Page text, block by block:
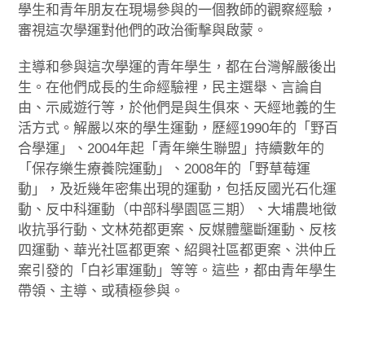
索取共誌
學生和青年朋友在現場參與的一個教師的觀察經驗，
審視這次學運對他們的政治衝擊與啟蒙。
主導和參與這次學運的青年學生，都在台灣解嚴後出
生。在他們成長的生命經驗裡，民主選舉、言論自
由、示威遊行等，於他們是與生俱來、天經地義的生
活方式。解嚴以來的學生運動，歷經1990年的「野百
合學運」、2004年起「青年樂生聯盟」持續數年的
「保存樂生療養院運動」、2008年的「野草莓運
動」，及近幾年密集出現的運動，包括反國光石化運
動、反中科運動（中部科學園區三期）、大埔農地徵
收抗爭行動、文林苑都更案、反媒體壟斷運動、反核
四運動、華光社區都更案、紹興社區都更案、洪仲丘
案引發的「白衫軍運動」等等。這些，都由青年學生
帶領、主導、或積極參與。